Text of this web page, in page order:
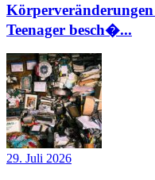
Teenager besch�...
29. Juli 2026